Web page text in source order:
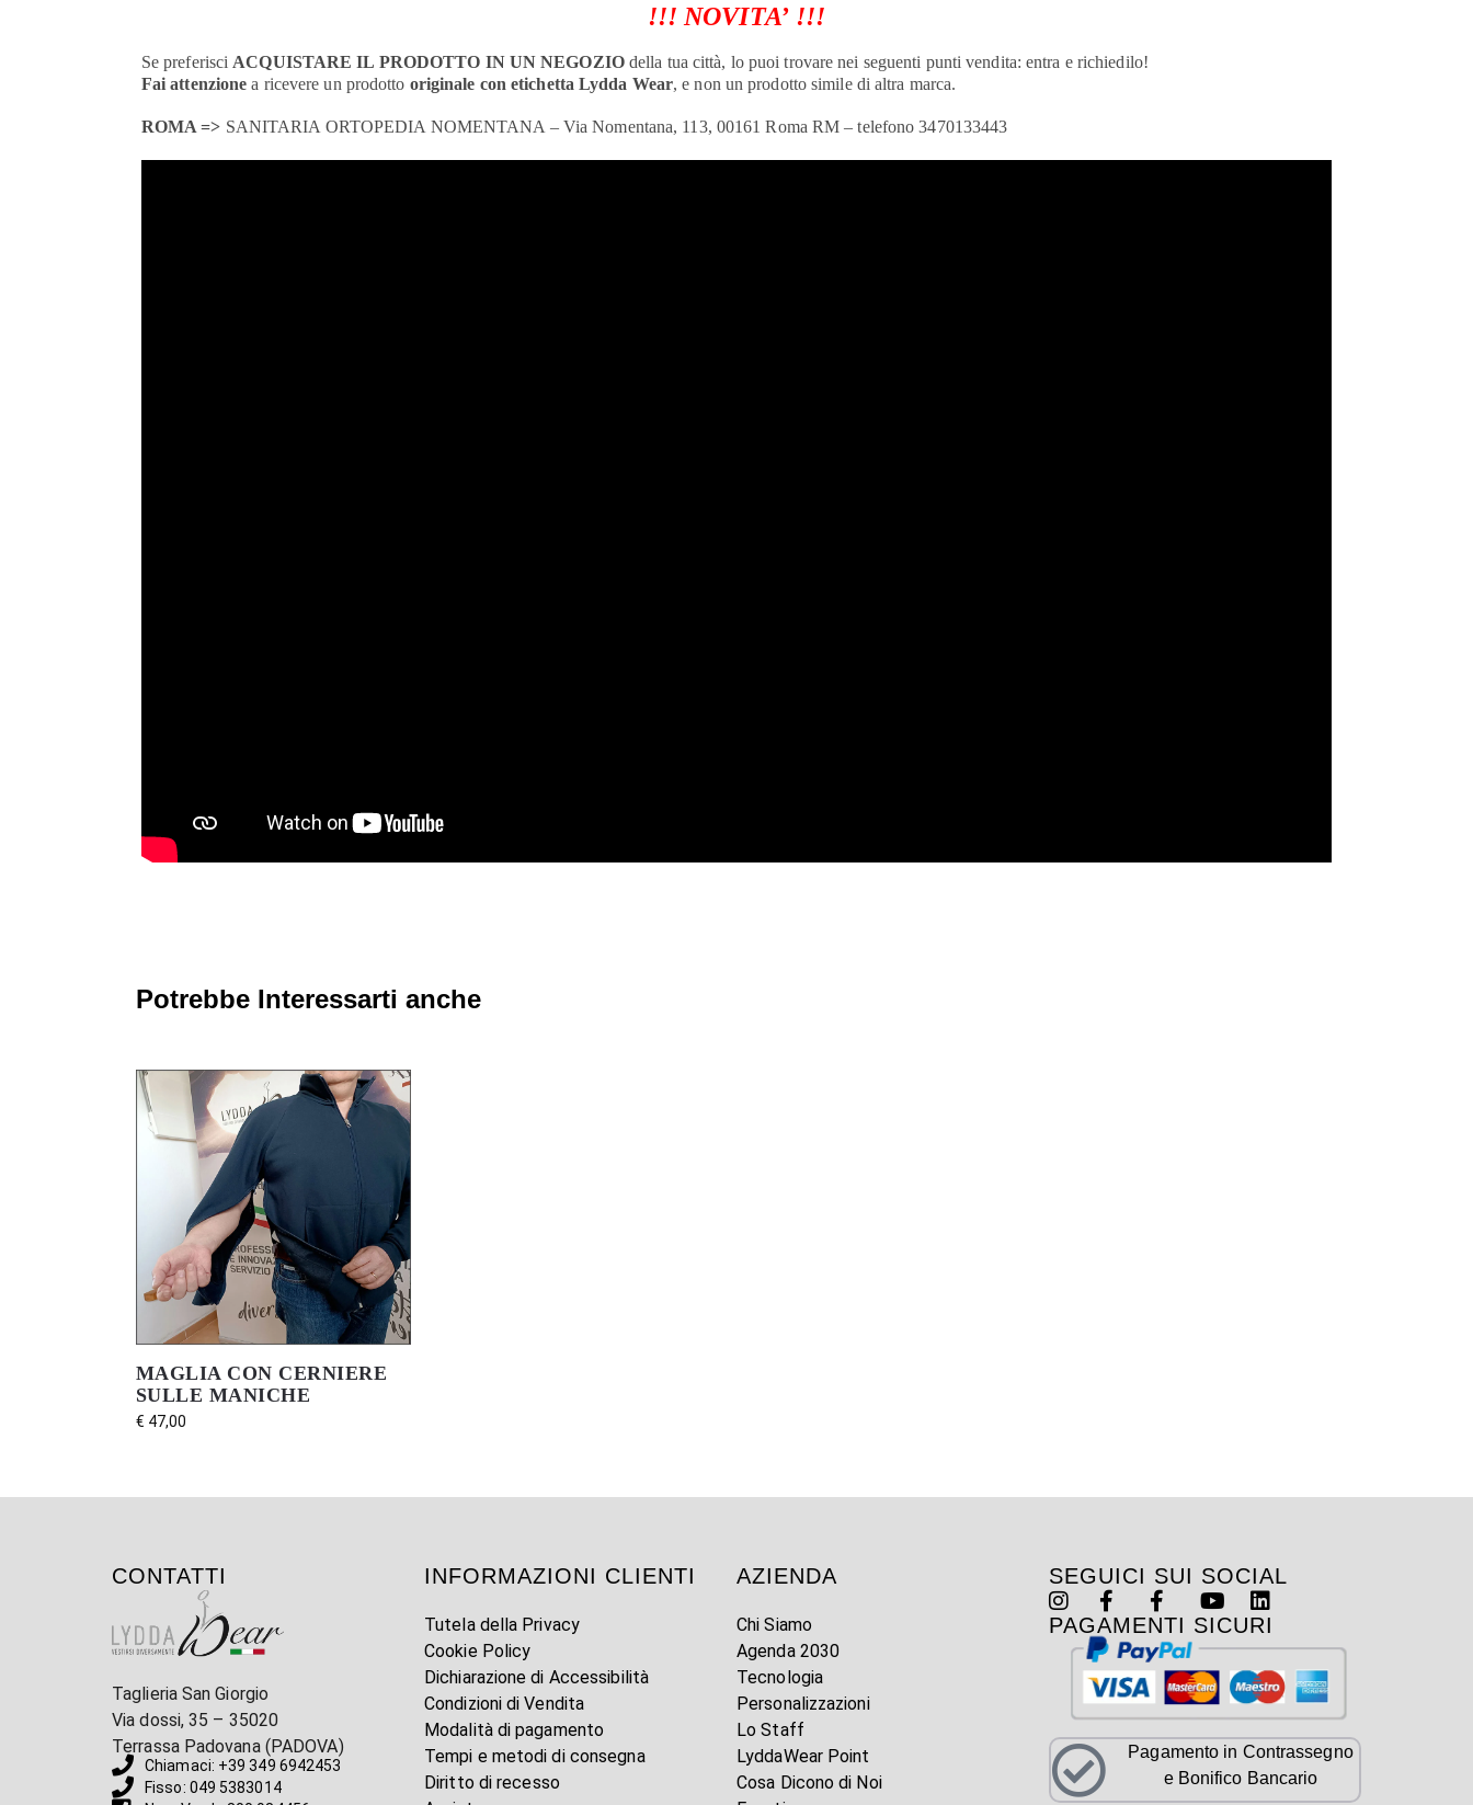
!!! NOVITA’ !!!
Se preferisci ACQUISTARE IL PRODOTTO IN UN NEGOZIOdella tua città, lo puoi trovare nei seguenti punti vendita: entra e richiedilo!
Fai attenzione a ricevere un prodotto originale con etichetta Lydda Wear, e non un prodotto simile di altra marca.
ROMA => SANITARIA ORTOPEDIA NOMENTANA – Via Nomentana, 113, 00161 Roma RM – telefono 3470133443
Potrebbe Interessarti anche
MAGLIA CON CERNIERE
SULLE MANICHE
€ 47,00
CONTATTI
Taglieria San Giorgio
Via dossi, 35 – 35020
Terrassa Padovana (PADOVA)
Chiamaci: +39 349 6942453
Fisso: 049 5383014
INFORMAZIONI CLIENTI
Tutela della Privacy
Cookie Policy
Dichiarazione di Accessibilità
Condizioni di Vendita
Modalità di pagamento
Tempi e metodi di consegna
Diritto di recesso
AZIENDA
Chi Siamo
Agenda 2030
Tecnologia
Personalizzazioni
Lo Staff
LyddaWear Point
Cosa Dicono di Noi
SEGUICI SUI SOCIAL
PAGAMENTI SICURI
Pagamento in Contrassegno
e Bonifico Bancario